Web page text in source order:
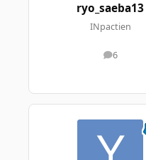
ryo_saeba13
INpactien
6
messages